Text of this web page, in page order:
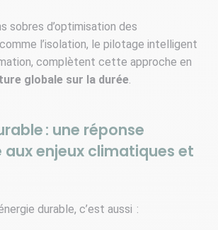
sobres d’optimisation des
l’isolation, le pilotage intelligent
complètent cette approche en
globale sur la durée.
: une réponse
enjeux climatiques et
durable, c’est aussi :